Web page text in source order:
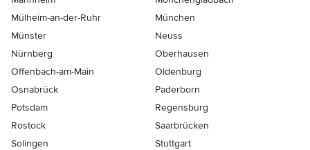
Mülheim-an-der-Ruhr
München
Münster
Neuss
Nürnberg
Oberhausen
Offenbach-am-Main
Oldenburg
Osnabrück
Paderborn
Potsdam
Regensburg
Rostock
Saarbrücken
Solingen
Stuttgart